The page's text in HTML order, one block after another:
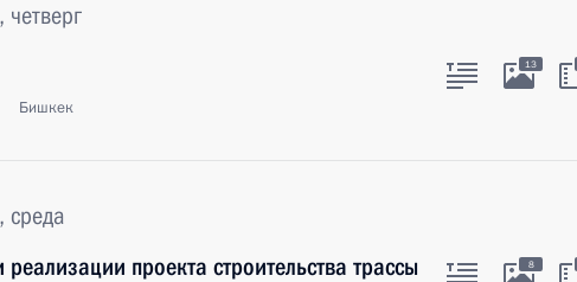
Бишкек
13
среда
проекта строительства трассы
8